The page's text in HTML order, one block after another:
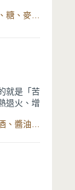
就算是用
多層次。
複的工
食材：豬梅花肉、薑、洋蔥、蔥、日式醬油、蠔油、米酒、糖、麥芽糖、味噌、味醂、水、萬用316分離式不沾電鍋、石墨烯藍鑽IH不沾平煎鍋
就是「苦
退火、增
合台灣傳